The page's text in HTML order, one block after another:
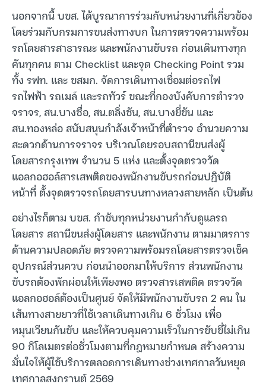
นอกจากนี้ บขส. ได้บูรณาการร่วมกับหน่วยงานที่เกี่ยวข้อง
โดยร่วมกับกรมการขนส่งทางบก ในการตรวจความพร้อม
รถโดยสารสาธารณะ และพนักงานขับรถ ก่อนเดินทางทุก
คันทุกคน ตาม Checklist และจุด Checking Point รวม
ทั้ง รฟท. และ ขสมก. จัดการเดินทางเชื่อมต่อรถไฟ
รถไฟฟ้า รถเมล์ และรถทัวร์ ขณะที่กองบังคับการตำรวจ
จราจร, สน.บางซื่อ, สน.ตลิ่งชัน, สน.บางยี่ขัน และ
สน.ทองหล่อ สนับสนุนกำลังเจ้าหน้าที่ตำรวจ อำนวยความ
สะดวกด้านการจราจร บริเวณโดยรอบสถานีขนส่งผู้
โดยสารกรุงเทพ จำนวน 5 แห่ง และตั้งจุดตรวจวัด
แอลกอฮอล์สารเสพติดของพนักงานขับรถก่อนปฏิบัติ
หน้าที่ ตั้งจุดตรวจรถโดยสารบนทางหลวงสายหลัก เป็นต้น
อย่างไรก็ตาม บขส. กำชับทุกหน่วยงานกำกับดูแลรถ
โดยสาร สถานีขนส่งผู้โดยสาร และพนักงาน ตามมาตรการ
ด้านความปลอดภัย ตรวจความพร้อมรถโดยสารตรวจเช็ค
อุปกรณ์ส่วนควบ ก่อนนำออกมาให้บริการ ส่วนพนักงาน
ขับรถต้องพักผ่อนให้เพียงพอ ตรวจสารเสพติด ตรวจวัด
แอลกอฮอล์ต้องเป็นศูนย์ จัดให้มีพนักงานขับรถ 2 คน ใน
เส้นทางสายยาวที่ใช้เวลาเดินทางเกิน 6 ชั่วโมง เพื่อ
หมุนเวียนกันขับ และให้ควบคุมความเร็วในการขับขี่ไม่เกิน
90 กิโลเมตรต่อชั่วโมงตามที่กฎหมายกำหนด สร้างความ
มั่นใจให้ผู้ใช้บริการตลอดการเดินทางช่วงเทศกาลวันหยุด
เทศกาลสงกรานต์ 2569